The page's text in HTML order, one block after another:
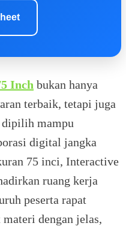
Inch bukan hanya
terbaik, tetapi juga
dipilih mampu
digital jangka
75 inci, Interactive
ruang kerja
peserta rapat
dengan jelas,